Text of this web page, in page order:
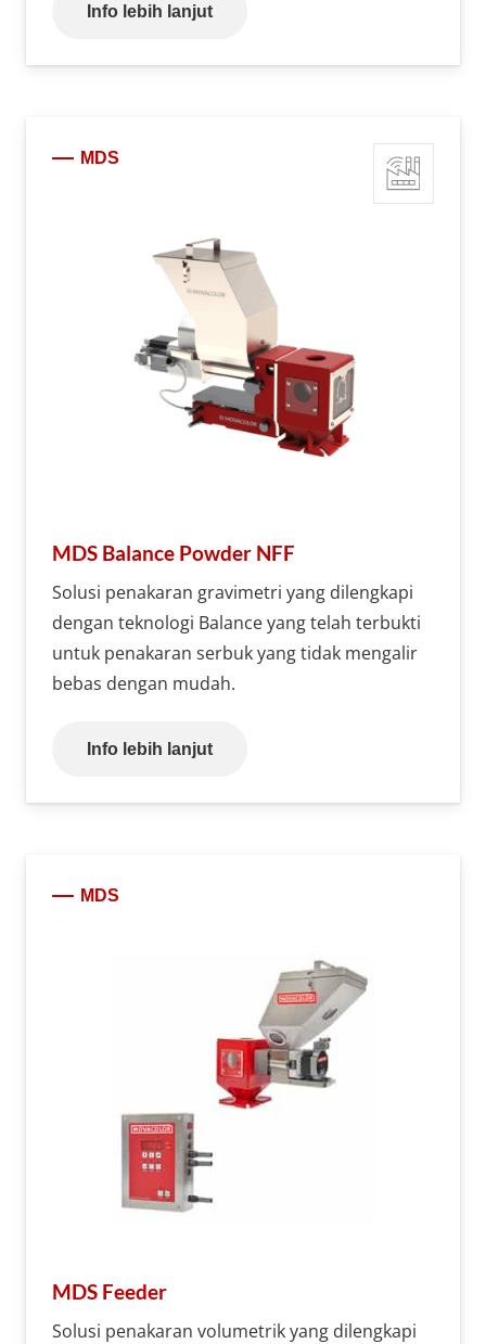
Info lebih lanjut
MDS
MDS Balance Powder NFF
Solusi penakaran gravimetri yang dilengkapi
dengan teknologi Balance yang telah terbukti
untuk penakaran serbuk yang tidak mengalir
bebas dengan mudah.
Info lebih lanjut
MDS
MDS Feeder
Solusi penakaran volumetrik yang dilengkapi